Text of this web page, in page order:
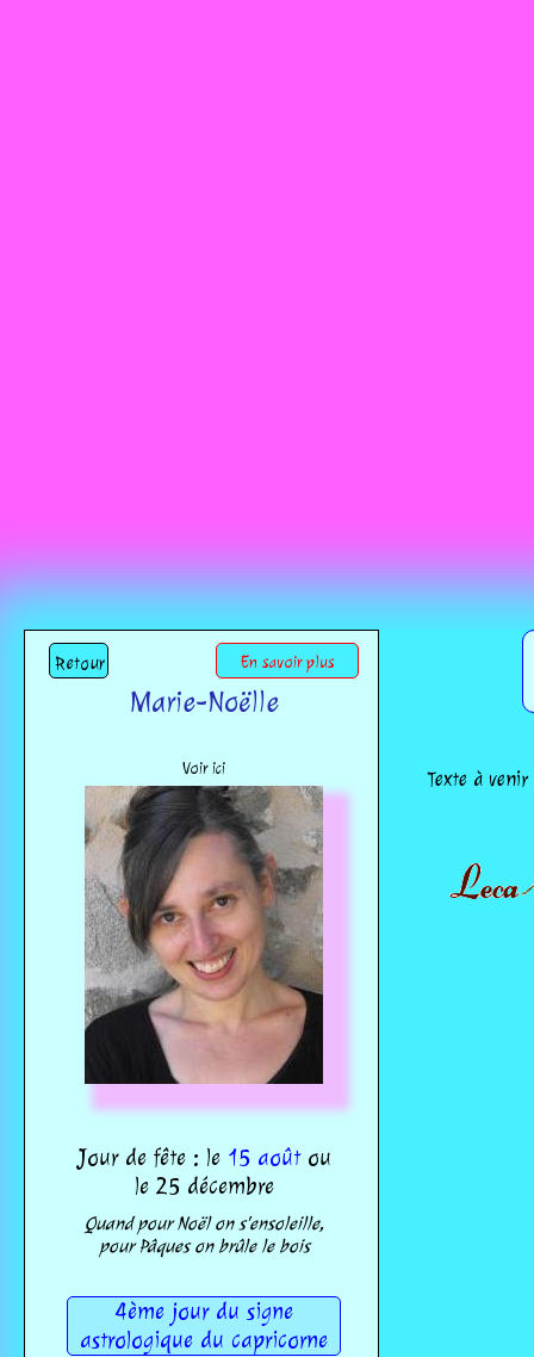
Retour En savoir plus
Marie-Noëlle
Voir ici
Jour de fête : le 15 août ou
le 25 décembre
Quand pour Noël on s'ensoleille,
pour Pâques on brûle le bois
4ème jour du signe
astrologique du capricorne
Texte à venir